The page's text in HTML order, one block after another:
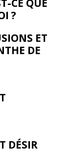
CE QUE
?
ET
DE
DÉSIR